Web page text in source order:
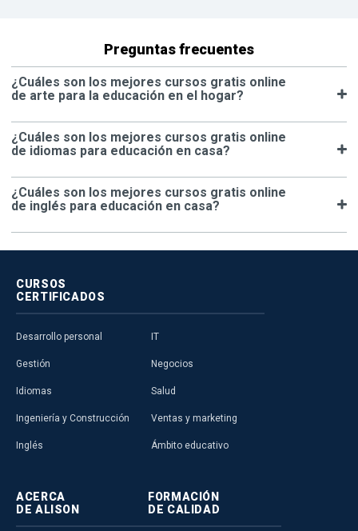
Preguntas frecuentes
¿Cuáles son los mejores cursos gratis online
de arte para la educación en el hogar?
¿Cuáles son los mejores cursos gratis online
de idiomas para educación en casa?
¿Cuáles son los mejores cursos gratis online
de inglés para educación en casa?
CURSOS
CERTIFICADOS
Desarrollo personal
Gestión
Idiomas
Ingeniería y Construcción
Inglés
IT
Negocios
Salud
Ventas y marketing
Ámbito educativo
ACERCA
DE ALISON
FORMACIÓN
DE CALIDAD